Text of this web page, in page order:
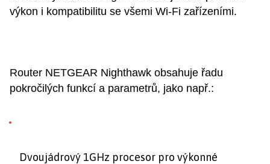
výkon i kompatibilitu se všemi Wi-Fi zařízeními.
Router NETGEAR Nighthawk obsahuje řadu
pokročilých funkcí a parametrů, jako např.:
Dvoujádrový 1GHz procesor pro výkonné